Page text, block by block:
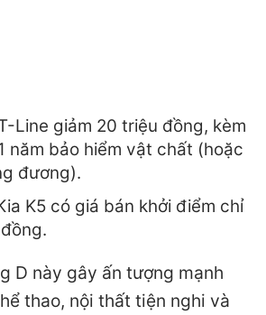
Line giảm 20 triệu đồng, kèm
năm bảo hiểm vật chất (hoặc
đương).
K5 có giá bán khởi điểm chỉ
D này gây ấn tượng mạnh
thao, nội thất tiện nghi và